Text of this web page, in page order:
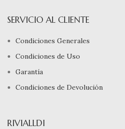
SERVICIO AL CLIENTE
Condiciones Generales
Condiciones de Uso
Garantía
Condiciones de Devolución
RIVIALLDI